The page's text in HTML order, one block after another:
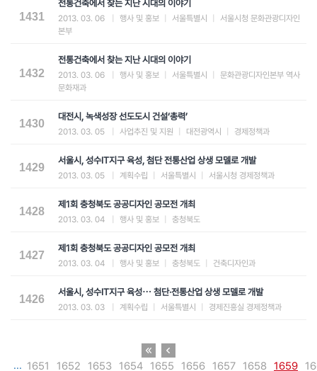
1431
전통건축에서 찾는 지난 시대의 이야기
2013. 03. 06 행사 및 홍보 서울특별시
서울시청 문화관광디자인
본부
1432
전통건축에서 찾는 지난 시대의 이야기
2013. 03. 06 행사 및 홍보 서울특별시
문화관광디자인본부 역사
문화재과
1430
대전시, 녹색성장 선도도시 건설‘총력’
2013. 03. 05 사업추진 및 지원 대전광역시 경제정책과
1429
서울시, 성수IT지구 육성, 첨단 전통산업 상생 모델로 개발
2013. 03. 05 계획수립 서울특별시 서울시청 경제정책과
1428
제1회 충청북도 공공디자인 공모전 개최
2013. 03. 04 행사 및 홍보 충청북도
1427
제1회 충청북도 공공디자인 공모전 개최
2013. 03. 04 행사 및 홍보 충청북도 건축디자인과
1426
서울시, 성수IT지구 육성⋯ 첨단·전통산업 상생 모델로 개발
2013. 03. 03 계획수립 서울특별시 경제진흥실 경제정책과
... 1651 1652 1653 1654 1655 1656 1657 1658 1659